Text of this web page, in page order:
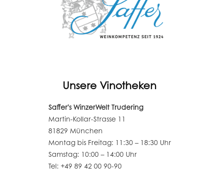
Unsere Vinotheken
Saffer's WinzerWelt Trudering
Martin-Kollar-Strasse 11
81829 München
Montag bis Freitag: 11:30 – 18:30 Uhr
Samstag: 10:00 – 14:00 Uhr
Tel: +49 89 42 00 90-90